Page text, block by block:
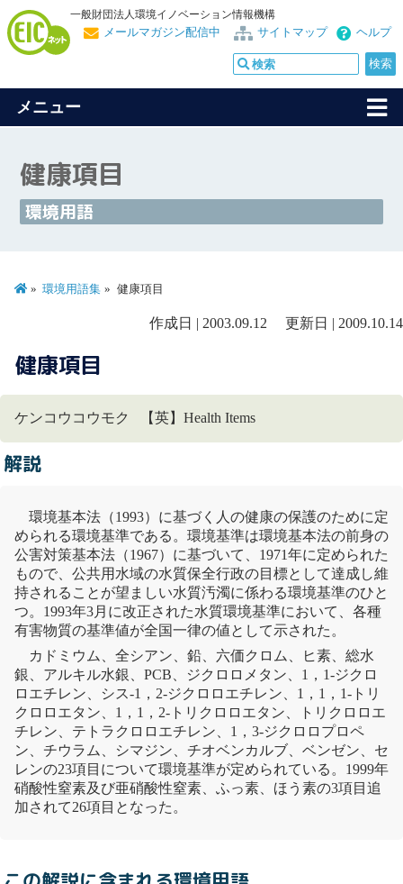
一般財団法人環境イノベーション情報機構
ヘルプ
サイトマップ
メールマガジン配信中
メニュー
健康項目
環境用語
環境用語集 健康項目
作成日 | 2003.09.12 更新日 | 2009.10.14
健康項目
ケンコウコウモク 【英】Health Items
解説
環境基本法 （1993）に基づく人の健康の保護のために定
められる環境基準である。 環境基準は環境基本法の前身の
公害対策基本法 （1967）に基づいて、1971年に定められた
もので、 公共用水域の水質保全行政の目標として達成し維
持されることが望ましい水質汚濁に係わる環境基準のひと
つ。1993年3月に改正された水質環境基準において、各種
有害物質の基準値が全国一律の値として示された。
カドミウム
、全シアン、 鉛 六価クロム 、ヒ素、総水
銀 、アルキル水銀 PCB ジクロロメタン 、1，1-ジクロ
ロエチレン、シス-1，2-ジクロロエチレン、1，1，1- トリ
クロロエタン 、1，1，2- トリクロロエタン
トリクロロエ
チレン
テトラクロロエチレン 、1，3-ジクロロプロペ
ン、チウラム、シマジン、チオベンカルブ、 ベンゼン
セ
レンの23項目について環境基準が定められている。1999年
硝酸性窒素及び亜硝酸性窒素 、ふっ素、ほう素の3項目追
加されて26項目となった。